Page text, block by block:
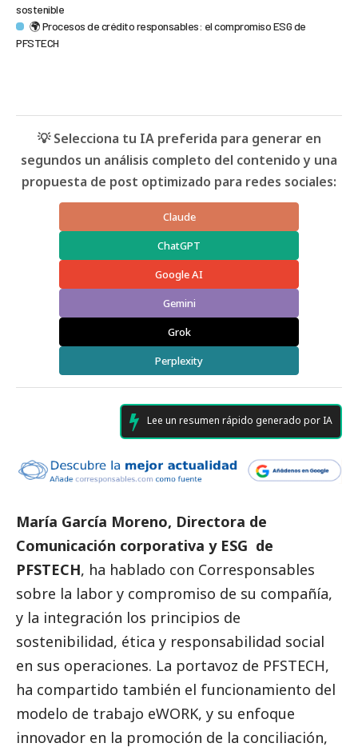
sostenible
🌍 Procesos de crédito responsables: el compromiso ESG de
PFSTECH
💡 Selecciona tu IA preferida para generar en
segundos un análisis completo del contenido y una
propuesta de post optimizado para redes sociales:
Claude
ChatGPT
Google AI
Gemini
Grok
Perplexity
Lee un resumen rápido generado por IA
María García Moreno, Directora de
Comunicación corporativa y ESG de
PFSTECH, ha hablado con Corresponsables
sobre la labor y compromiso de su compañía,
y la integración los principios de
sostenibilidad, ética y responsabilidad social
en sus operaciones. La portavoz de PFSTECH,
ha compartido también el funcionamiento del
modelo de trabajo eWORK, y su enfoque
innovador en la promoción de la conciliación,